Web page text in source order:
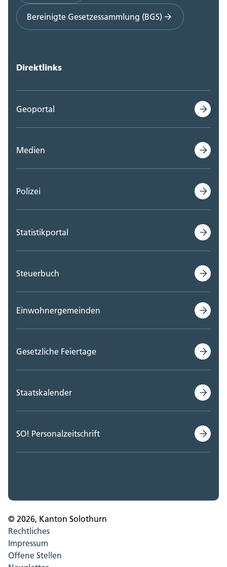
Bereinigte Gesetzessammlung (BGS)
Direktlinks
Geoportal
Medien
Polizei
Statistikportal
Steuerbuch
Einwohnergemeinden
Gesetzliche Feiertage
Staatskalender
SO! Personalzeitschrift
© 2026, Kanton Solothurn
Rechtliches
Impressum
Offene Stellen